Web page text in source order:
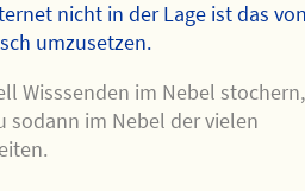
nicht in der Lage ist das
umzusetzen.
Wisssenden im Nebel stochern,
sodann im Nebel der vielen